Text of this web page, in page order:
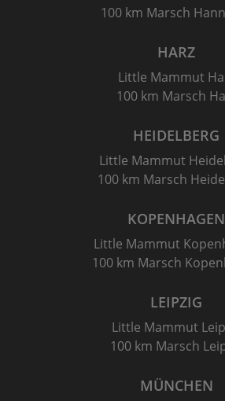
100 km Marsch
HARZ
Little Mammut
100 km Marsch
HEIDELBERG
Little Mammut
100 km Marsch
KOPENHAGEN
Little Mammut
100 km Marsch
LEIPZIG
Little Mammut
100 km Marsch
MÜNCHEN